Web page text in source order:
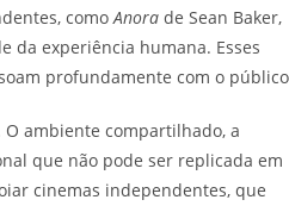
como Anora de Sean Baker,
da experiência humana. Esses
profundamente com o
ambiente compartilhado, a
que não pode ser replicada em
cinemas independentes, que